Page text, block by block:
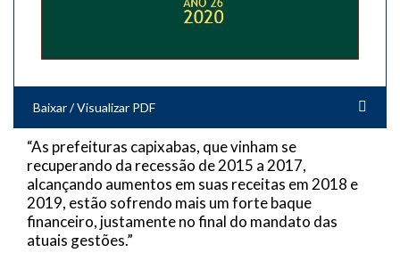
Baixar / Visualizar PDF
“As prefeituras capixabas, que vinham se
recuperando da recessão de 2015 a 2017,
alcançando aumentos em suas receitas em 2018 e
2019, estão sofrendo mais um forte baque
financeiro, justamente no final do mandato das
atuais gestões.”